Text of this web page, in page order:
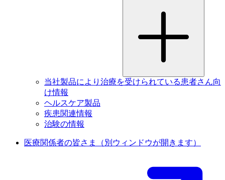
当社製品により治療を受けられている患者さん向
け情報
ヘルスケア製品
疾患関連情報
治験の情報
医療関係者の皆さま （別ウィンドウが開きます）